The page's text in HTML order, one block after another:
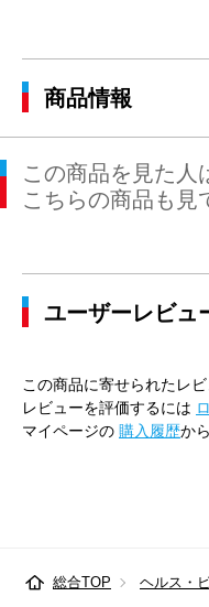
商品情報
この商品を見た人
こちらの商品も見
ユーザーレビュ
この商品に寄せられたレ
レビューを評価するには
マイページの 購入履歴か
総合TOP ヘルス・